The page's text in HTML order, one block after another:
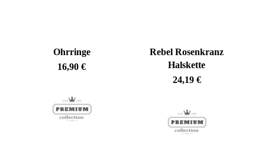
Es befinden sich keine Produkte im Warenkorb.
Ohrringe
16,90€
Rebel Rosenkranz
Halskette
24,19 €